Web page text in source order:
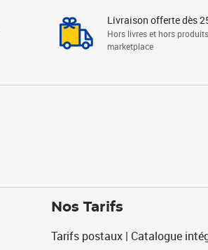
Livraison offerte dès
Hors livres et hors produits
marketplace
Nos Tarifs
Tarifs postaux | Catalogue